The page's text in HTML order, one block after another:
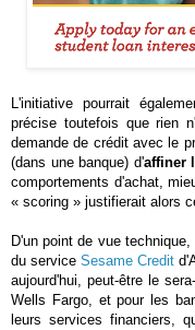
L'initiative pourrait
précise toutefois que rien
demande de crédit avec le
(dans une banque) d'affiner
comportements d'achat,
« scoring » justifierait alors
D'un point de vue
du serviceSesame Credit
aujourd'hui, peut-être le
Wells Fargo, et pour les
leurs services financiers,